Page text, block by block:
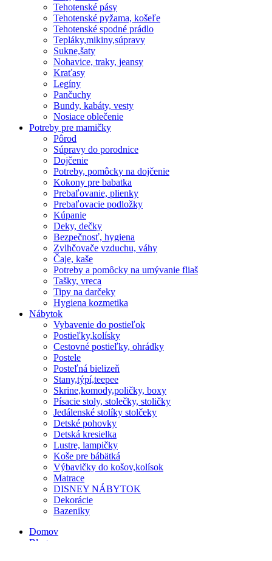
Tehotenské pásy
Tehotenské pyžama, košeľe
Tehotenské spodné prádlo
Tepláky,mikiny,súpravy
Sukne,šaty
Nohavice, traky, jeansy
Kraťasy
Legíny
Pančuchy
Bundy, kabáty, vesty
Nosiace oblečenie
Potreby pre mamičky
Pôrod
Súpravy do porodnice
Dojčenie
Potreby, pomôcky na dojčenie
Kokony pre babatka
Prebaľovanie, plienky
Prebaľovacie podložky
Kúpanie
Deky, dečky
Bezpečnosť, hygiena
Zvlhčovače vzduchu, váhy
Čaje, kaše
Potreby a pomôcky na umývanie fliaš
Tašky, vreca
Tipy na darčeky
Hygiena kozmetika
Nábytok
Vybavenie do postieľok
Postieľky,kolísky
Cestovné postieľky, ohrádky
Postele
Posteľná bielizeň
Stany,týpí,teepee
Skrine,komody,poličky, boxy
Písacie stoly, stolečky, stoličky
Jedálenské stolíky stolčeky
Detské pohovky
Detská kresielka
Lustre, lampičky
Koše pre bábätká
Výbavičky do košov,kolísok
Matrace
DISNEY NÁBYTOK
Dekorácie
Bazeniky
Domov
Blog